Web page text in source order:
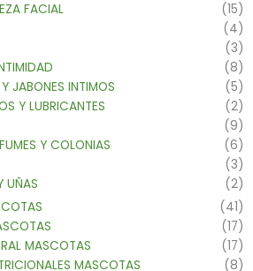
FACIAL
(15)
(4)
(3)
(8)
JABONES INTIMOS
(5)
Y LUBRICANTES
(2)
(9)
Y COLONIAS
(6)
(3)
UÑAS
(2)
(41)
(17)
MASCOTAS
(17)
MASCOTAS
(8)